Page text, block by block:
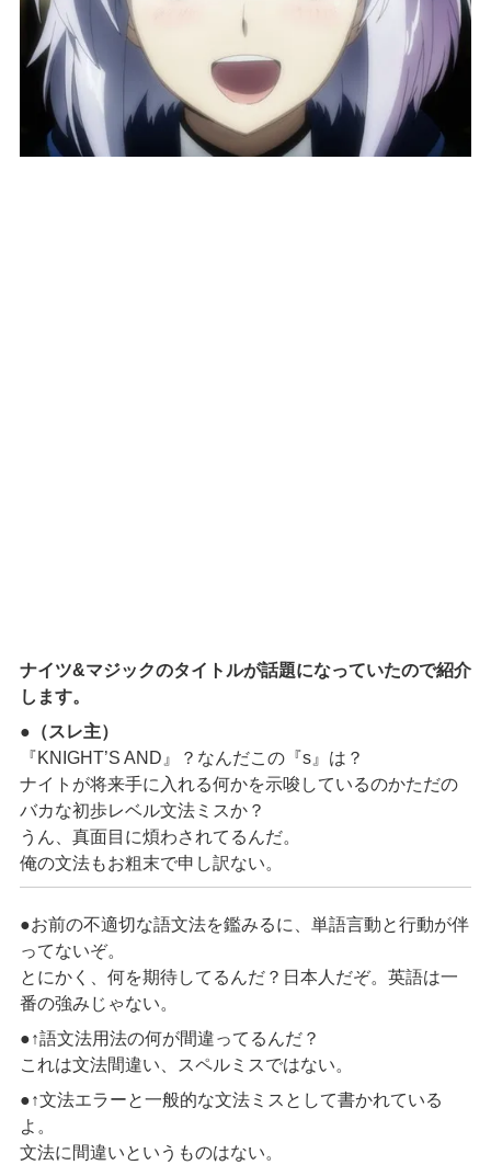
ナイツ&マジックのタイトルが話題になっていたので紹介
します。
●（スレ主）
『KNIGHT’S AND』？なんだこの『s』は？
ナイトが将来手に入れる何かを示唆しているのかただの
バカな初歩レベル文法ミスか？
うん、真面目に煩わされてるんだ。
俺の文法もお粗末で申し訳ない。
●お前の不適切な語文法を鑑みるに、単語言動と行動が伴
ってないぞ。
とにかく、何を期待してるんだ？日本人だぞ。英語は一
番の強みじゃない。
●↑語文法用法の何が間違ってるんだ？
これは文法間違い、スペルミスではない。
●↑文法エラーと一般的な文法ミスとして書かれている
よ。
文法に間違いというものはない。